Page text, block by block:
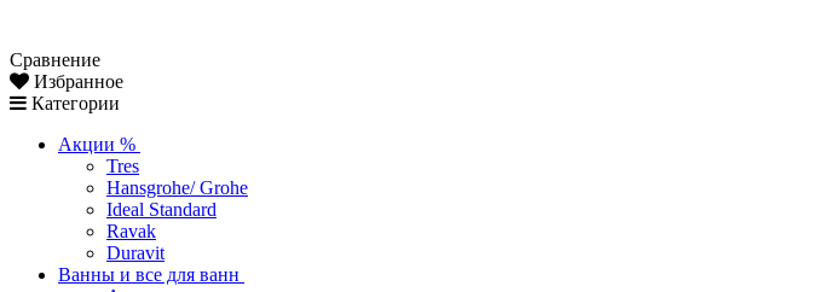
Сравнение
Избранное
Категории
Акции %
Tres
Hansgrohe/ Grohe
Ideal Standard
Ravak
Duravit
Ванны и все для ванн